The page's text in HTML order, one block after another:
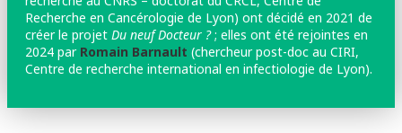
Recherche en Cancérologie de Lyon) ont décidé en 2021 de
créer le projet Du neuf Docteur ?; elles ont été rejointes en
2024 parRomain Barnault (chercheur post-doc au CIRI,
Centre de recherche international en infectiologie de Lyon).